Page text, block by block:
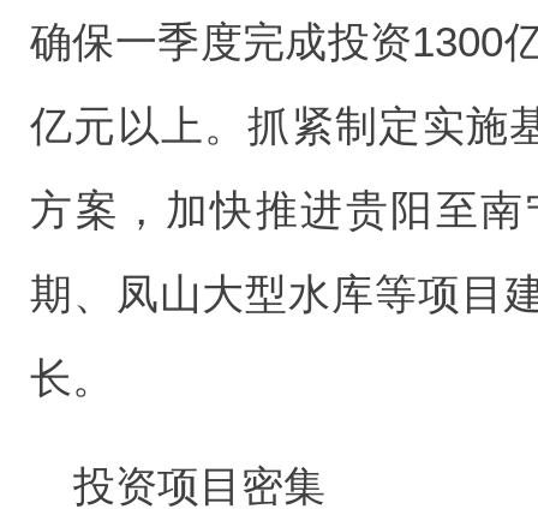
确保一季度完成投资1300
亿元以上。抓紧制定实施
方案，加快推进贵阳至
期、凤山大型水库等项目
长。
投资项目密集